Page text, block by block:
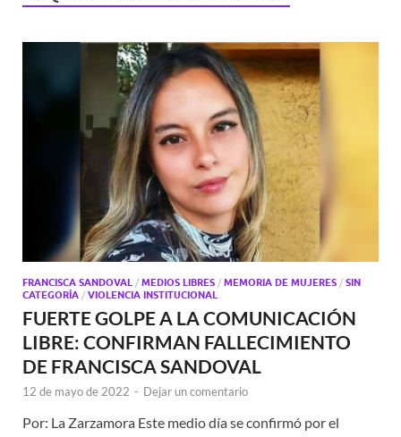
FRANCISCA SANDOVAL / MEDIOS LIBRES / MEMORIA DE MUJERES / SIN
CATEGORÍA / VIOLENCIA INSTITUCIONAL
FUERTE GOLPE A LA COMUNICACIÓN
LIBRE: CONFIRMAN FALLECIMIENTO
DE FRANCISCA SANDOVAL
12 de mayo de 2022 - Dejar un comentario
Por: La Zarzamora Este medio día se confirmó por el